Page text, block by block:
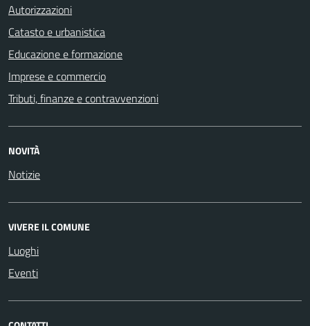
Autorizzazioni
Catasto e urbanistica
Educazione e formazione
Imprese e commercio
Tributi, finanze e contravvenzioni
NOVITÀ
Notizie
VIVERE IL COMUNE
Luoghi
Eventi